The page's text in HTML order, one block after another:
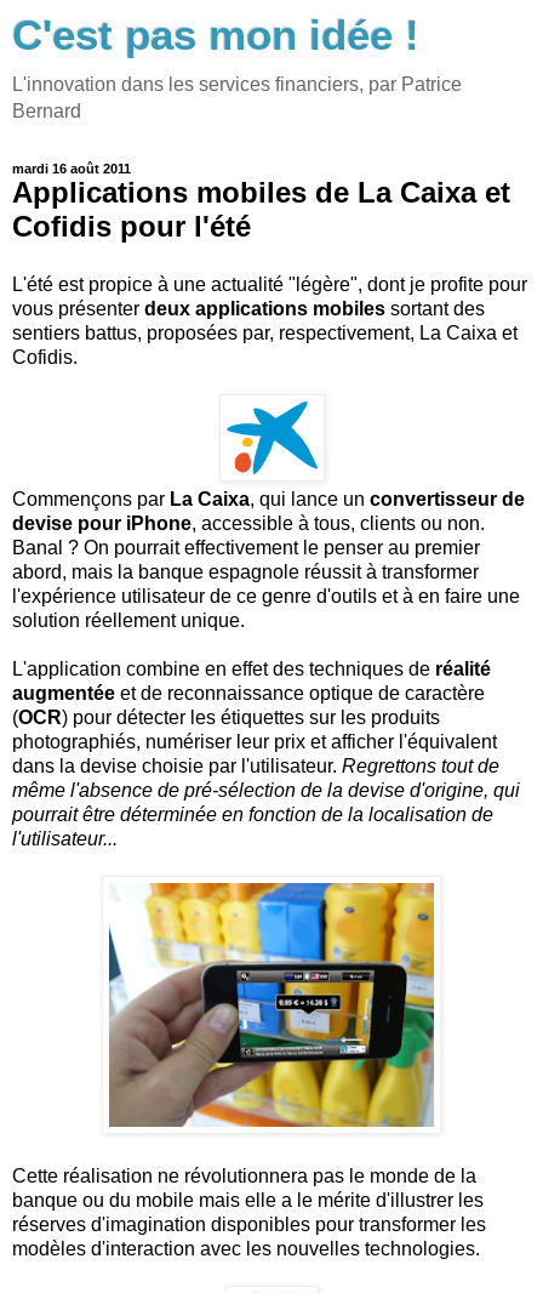
C'est pas mon idée !
L'innovation dans les services financiers, par Patrice
Bernard
mardi 16 août 2011
Applications mobiles de La Caixa et
Cofidis pour l'été
L'été est propice à une actualité "légère", dont je profite pour
vous présenter deux applications mobiles sortant des
sentiers battus, proposées par, respectivement, La Caixa et
Cofidis.
Commençons par La Caixa, qui lance un convertisseur de
devise pour iPhone, accessible à tous, clients ou non.
Banal ? On pourrait effectivement le penser au premier
abord, mais la banque espagnole réussit à transformer
l'expérience utilisateur de ce genre d'outils et à en faire une
solution réellement unique.
L'application combine en effet des techniques de réalité
augmentée et de reconnaissance optique de caractère
(OCR) pour détecter les étiquettes sur les produits
photographiés, numériser leur prix et afficher l'équivalent
dans la devise choisie par l'utilisateur. Regrettons tout de
même l'absence de pré-sélection de la devise d'origine, qui
pourrait être déterminée en fonction de la localisation de
l'utilisateur...
Cette réalisation ne révolutionnera pas le monde de la
banque ou du mobile mais elle a le mérite d'illustrer les
réserves d'imagination disponibles pour transformer les
modèles d'interaction avec les nouvelles technologies.